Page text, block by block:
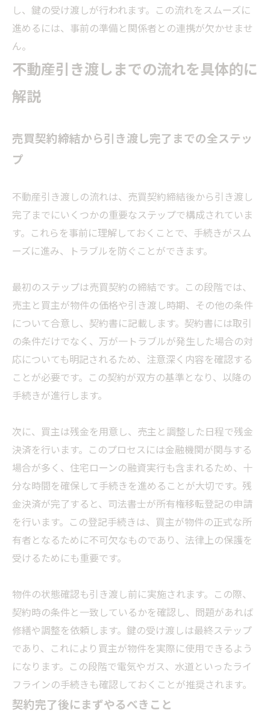
し、鍵の受け渡しが行われます。この流れをスムーズに
進めるには、事前の準備と関係者との連携が欠かせませ
ん。
不動産引き渡しまでの流れを具体的に
解説
売買契約締結から引き渡し完了までの全ステッ
プ
不動産引き渡しの流れは、売買契約締結後から引き渡し
完了までにいくつかの重要なステップで構成されていま
す。これらを事前に理解しておくことで、手続きがスム
ーズに進み、トラブルを防ぐことができます。
最初のステップは売買契約の締結です。この段階では、
売主と買主が物件の価格や引き渡し時期、その他の条件
について合意し、契約書に記載します。契約書には取引
の条件だけでなく、万が一トラブルが発生した場合の対
応についても明記されるため、注意深く内容を確認する
ことが必要です。この契約が双方の基準となり、以降の
手続きが進行します。
次に、買主は残金を用意し、売主と調整した日程で残金
決済を行います。このプロセスには金融機関が関与する
場合が多く、住宅ローンの融資実行も含まれるため、十
分な時間を確保して手続きを進めることが大切です。残
金決済が完了すると、司法書士が所有権移転登記の申請
を行います。この登記手続きは、買主が物件の正式な所
有者となるために不可欠なものであり、法律上の保護を
受けるためにも重要です。
物件の状態確認も引き渡し前に実施されます。この際、
契約時の条件と一致しているかを確認し、問題があれば
修繕や調整を依頼します。鍵の受け渡しは最終ステップ
であり、これにより買主が物件を実際に使用できるよう
になります。この段階で電気やガス、水道といったライ
フラインの手続きも確認しておくことが推奨されます。
契約完了後にまずやるべきこと